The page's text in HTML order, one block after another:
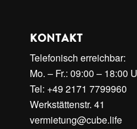
KONTAKT
Telefonisch erreichbar:
Mo. – Fr.: 09:00 – 18:00
Tel: +49 2171 7799960
Werkstättenstr. 41
vermietung@cube.life